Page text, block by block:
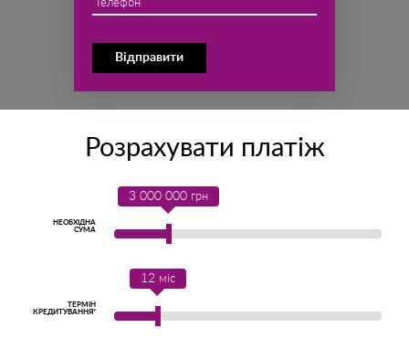
Телефон
Відправити
Розрахувати платіж
НЕОБХІДНА
СУМА
3 000 000 грн
ТЕРМІН
КРЕДИТУВАННЯ*
12 міс